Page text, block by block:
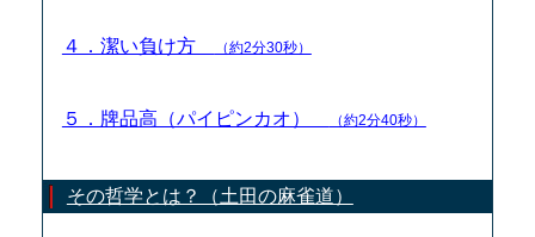
４．潔い負け方 （約2分30秒）
５．牌品高（パイピンカオ） （約2分40秒）
その哲学とは？（土田の麻雀道）